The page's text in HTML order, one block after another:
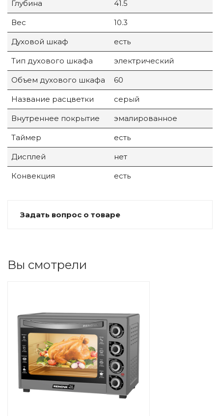
Глубина 41.5
Вес 10.3
Духовой шкаф есть
Тип духового шкафа электрический
Объем духового шкафа 60
Название расцветки серый
Внутреннее покрытие эмалированное
Таймер есть
Дисплей нет
Конвекция есть
Задать вопрос о товаре
Вы смотрели